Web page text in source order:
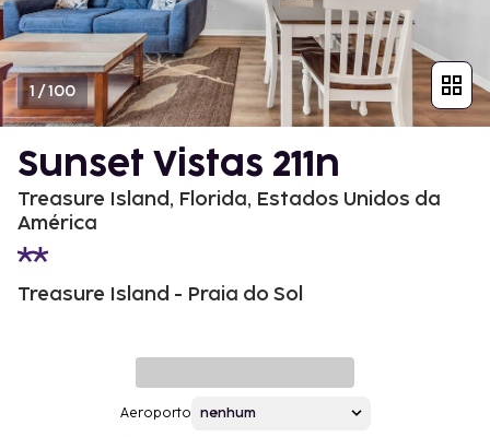
1 /100
Sunset Vistas 211n
Treasure Island, Florida, Estados Unidos da
América
Treasure Island - Praia do Sol
Aeroporto